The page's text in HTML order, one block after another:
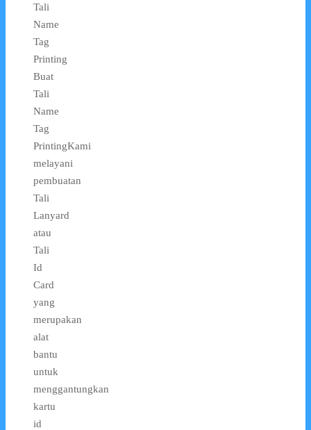
Tali
Name
Tag
Printing
Buat
Tali
Name
Tag
PrintingKami
melayani
pembuatan
Tali
Lanyard
atau
Tali
Id
Card
yang
merupakan
alat
bantu
untuk
menggantungkan
kartu
id